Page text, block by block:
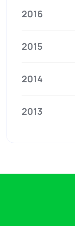
2016
2015
2014
2013